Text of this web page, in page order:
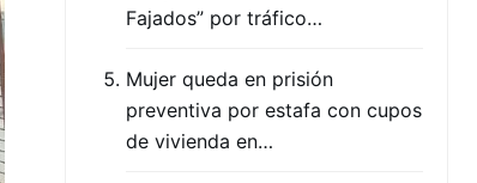
Fajados” por tráfico…
Mujer queda en prisión
preventiva por estafa con cupos
de vivienda en…